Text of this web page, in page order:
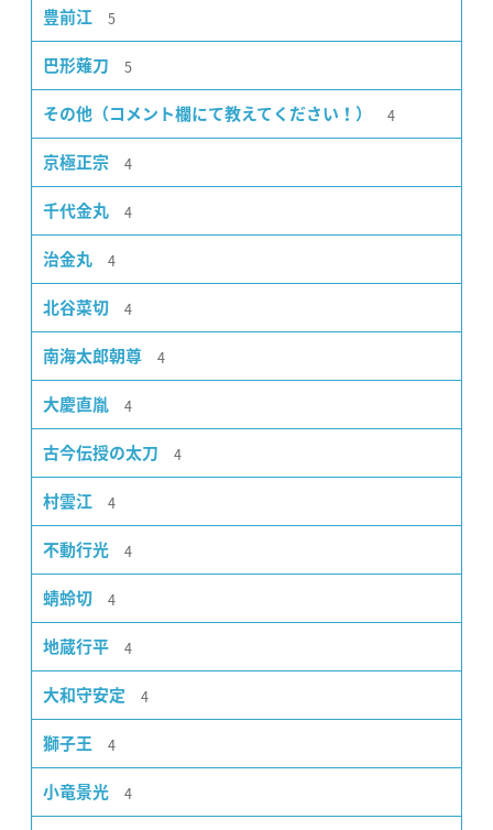
豊前江 5
巴形薙刀 5
その他（コメント欄にて教えてください！） 4
京極正宗 4
千代金丸 4
治金丸 4
北谷菜切 4
南海太郎朝尊 4
大慶直胤 4
古今伝授の太刀 4
村雲江 4
不動行光 4
蜻蛉切 4
地蔵行平 4
大和守安定 4
獅子王 4
小竜景光 4